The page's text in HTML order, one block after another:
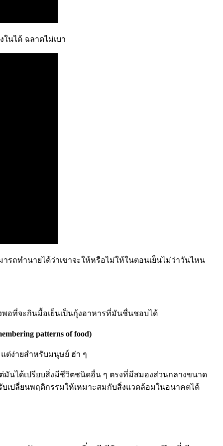
นได้ ฉลาดไม่เบา
ารถทำนายได้ว่าเขาจะให้หรือไม่ให้ในตอนเย็นไม่ว่าวันไหน
พอที่จะกินมื้อเย็นเป็นกุ้งอาหารที่มันชื่นชอบได้
patterns of food)
ต่ง่ายสำหรับมนุษย์ ฮ่า ๆ
นได้เปรียบสิ่งมีชีวิตชนิดอื่น ๆ ตรงที่มีสมองส่วนกลางขนาด
เปลี่ยนพฤติกรรมให้เหมาะสมกับสิ่งแวดล้อมในอนาคตได้